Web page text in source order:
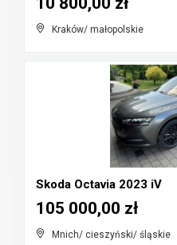
Kraków/ małopolskie
Skoda Octavia 2023 iV
Mnich/ cieszyński/ śląskie
105 000,00 zł